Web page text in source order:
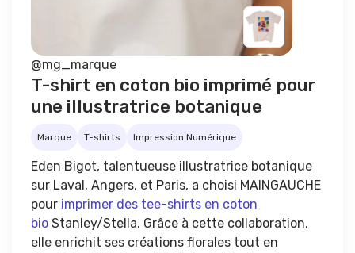
@mg_marque
T-shirt en coton bio imprimé pour
une illustratrice botanique
Marque T-shirts Impression Numérique
Eden Bigot, talentueuse illustratrice botanique
sur Laval, Angers, et Paris, a choisi MAINGAUCHE
pour imprimer des tee-shirts en coton
bio Stanley/Stella. Grâce à cette collaboration,
elle enrichit ses créations florales tout en